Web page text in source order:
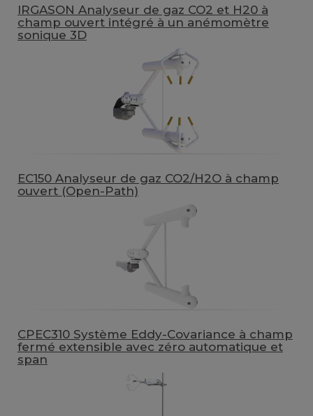
IRGASON Analyseur de gaz CO2 et H20 à
champ ouvert intégré à un anémomètre
sonique 3D
EC150 Analyseur de gaz CO2/H2O à champ
ouvert (Open-Path)
CPEC310 Système Eddy-Covariance à champ
fermé extensible avec zéro automatique et
span